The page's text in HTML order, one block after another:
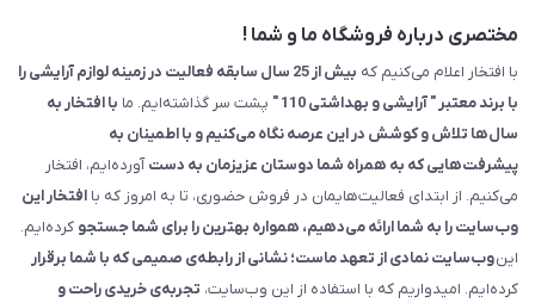
مختصری درباره فروشگاه ما و شما !
با افتخار اعلام می‌کنیم که
بیش از 25 سال سابقه فعالیت در زمینه لوازم آرایشی را
با برند معتبر " آرایشی و بهداشتی 110 "
پشت سر گذاشته‌ایم. ما با افتخار به
سال‌ها تلاش و کوشش در این عرصه نگاه می‌کنیم و با اطمینان به
پیشرفت‌هایی که به همراه شما دوستان عزیزمان به دستآورده‌ایم، افتخار
می‌کنیم. از ابتدای فعالیت‌هایمان در فروش حضوری، تا به امروز که با افتخار این
وب‌سایت را به شما ارائه می‌دهیم، همواره بهترین را برای شما جستجو کرده‌ایم.
اینوب‌سایت نمادی از تعهد ماست؛ نشانی از رابطه‌ی صمیمی که با شما برقرار
کرده‌ایم. امیدواریم که با استفاده از این وب‌سایت، تجربه‌ی خریدی راحت و